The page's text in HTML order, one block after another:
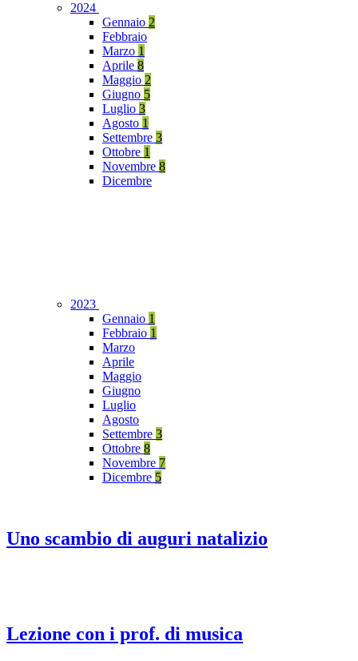
2024
Gennaio 2
Febbraio
Marzo 1
Aprile 8
Maggio 2
Giugno 5
Luglio 3
Agosto 1
Settembre 3
Ottobre 1
Novembre 8
Dicembre
2023
Gennaio 1
Febbraio 1
Marzo
Aprile
Maggio
Giugno
Luglio
Agosto
Settembre 3
Ottobre 8
Novembre 7
Dicembre 5
Uno scambio di auguri natalizio
Lezione con i prof. di musica